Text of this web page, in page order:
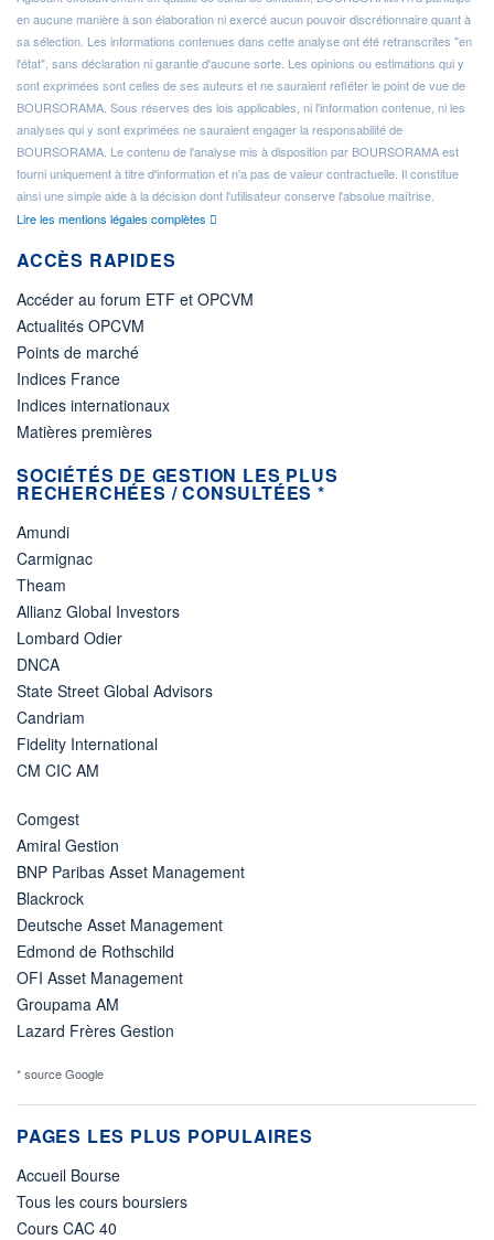
en aucune manière à son élaboration ni exercé aucun pouvoir discrétionnaire quant à
sa sélection. Les informations contenues dans cette analyse ont été retranscrites "en
l'état", sans déclaration ni garantie d'aucune sorte. Les opinions ou estimations qui y
sont exprimées sont celles de ses auteurs et ne sauraient refléter le point de vue de
BOURSORAMA. Sous réserves des lois applicables, ni l'information contenue, ni les
analyses qui y sont exprimées ne sauraient engager la responsabilité de
BOURSORAMA. Le contenu de l'analyse mis à disposition par BOURSORAMA est
fourni uniquement à titre d'information et n'a pas de valeur contractuelle. Il constitue
ainsi une simple aide à la décision dont l'utilisateur conserve l'absolue maîtrise.
Lire les mentions légales complètes
ACCÈS RAPIDES
Accéder au forum ETF et OPCVM
Actualités OPCVM
Points de marché
Indices France
Indices internationaux
Matières premières
SOCIÉTÉS DE GESTION LES PLUS
RECHERCHÉES / CONSULTÉES *
Amundi
Carmignac
Theam
Allianz Global Investors
Lombard Odier
DNCA
State Street Global Advisors
Candriam
Fidelity International
CM CIC AM
Comgest
Amiral Gestion
BNP Paribas Asset Management
Blackrock
Deutsche Asset Management
Edmond de Rothschild
OFI Asset Management
Groupama AM
Lazard Frères Gestion
* source Google
PAGES LES PLUS POPULAIRES
Accueil Bourse
Tous les cours boursiers
Cours CAC 40